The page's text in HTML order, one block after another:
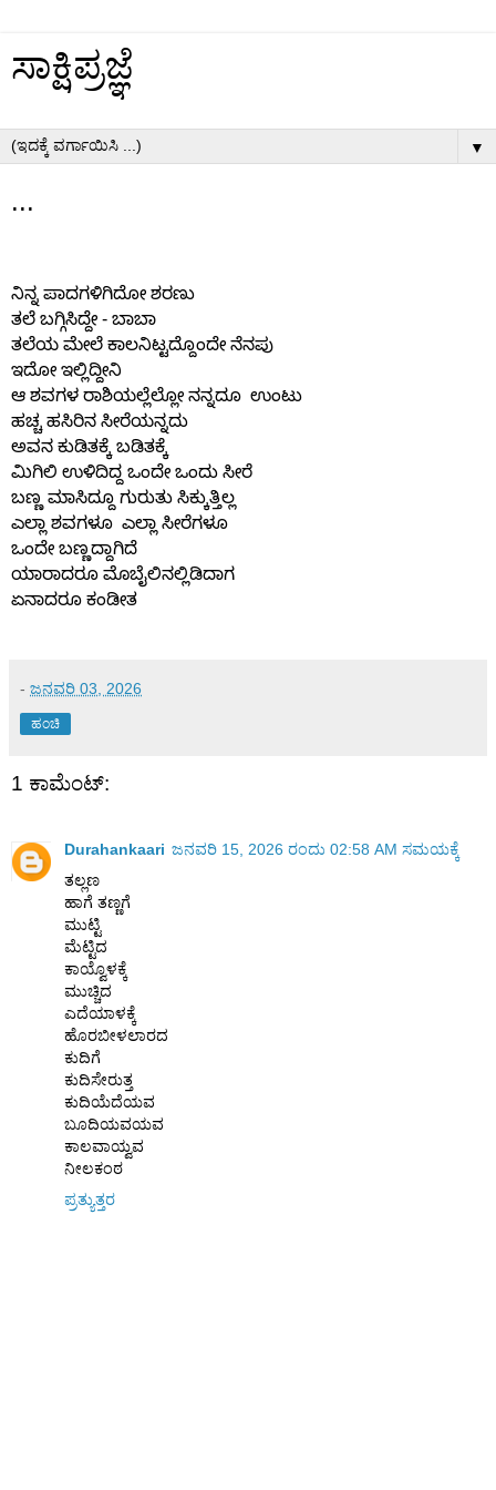
ಸಾಕ್ಷಿಪ್ರಜ್ಞೆ
▼
...
ನಿನ್ನಪಾದಗಳಿಗಿದೋಶರಣು
ತಲೆಬಗ್ಗಿಸಿದ್ದೇ - ಬಾಬಾ
ತಲೆಯಮೇಲೆಕಾಲನಿಟ್ಟದ್ದೊಂದೇನೆನಪು
ಇದೋಇಲ್ಲಿದ್ದೀನಿ
ಆಶವಗಳರಾಶಿಯಲ್ಲೆಲ್ಲೋನನ್ನದೂ ಉಂಟು
ಹಚ್ಚಹಸಿರಿನಸೀರೆಯನ್ನದು
ಅವನಕುಡಿತಕ್ಕೆಬಡಿತಕ್ಕೆ
ಮಿಗಿಲಿ ಉಳಿದಿದ್ದಒಂದೇಒಂದುಸೀರೆ
ಬಣ್ಣಮಾಸಿದ್ದೂಗುರುತುಸಿಕ್ಕುತ್ತಿಲ್ಲ
ಎಲ್ಲಾಶವಗಳೂ ಎಲ್ಲಾಸೀರೆಗಳೂ
ಒಂದೇಬಣ್ಣದ್ದಾಗಿದೆ
ಯಾರಾದರೂಮೊಬೈಲಿನಲ್ಲಿಡಿದಾಗ
ಏನಾದರೂಕಂಡೀತ
- ಜನವರಿ 03, 2026
ಹಂಚಿ
1 ಕಾಮೆಂಟ್‌:
Durahankaari ಜನವರಿ 15, 2026 ರಂದು 02:58 AM ಸಮಯಕ್ಕೆ
ತಲ್ಲಣ
ಹಾಗೆ ತಣ್ಣಗೆ
ಮುಟ್ಟಿ
ಮೆಟ್ಟಿದ
ಕಾಯ್ವೊಳಕ್ಕೆ
ಮುಚ್ಚಿದ
ಎದೆಯಾಳಕ್ಕೆ
ಹೊರಬೀಳಲಾರದ
ಕುದಿಗೆ
ಕುದಿಸೇರುತ್ತ
ಕುದಿಯೆದೆಯವ
ಬೂದಿಯವಯವ
ಕಾಲವಾಯ್ವವ
ನೀಲಕಂಠ
ಪ್ರತ್ಯುತ್ತರ